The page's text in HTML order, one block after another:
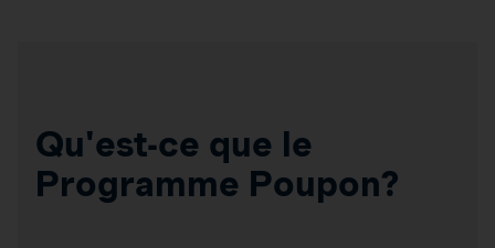
Qu'est-ce que le
Programme Poupon?